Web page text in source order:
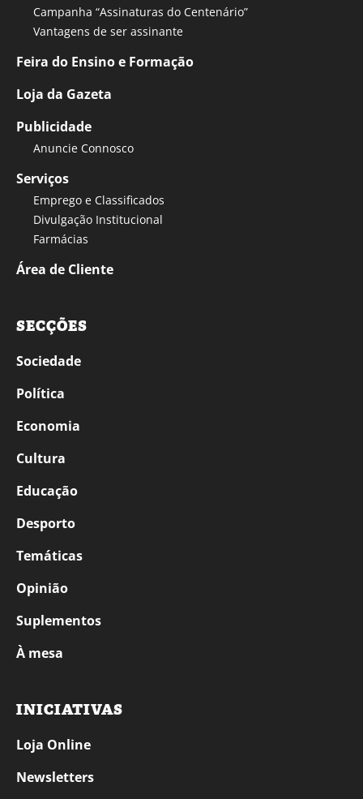
Campanha “Assinaturas do Centenário”
Vantagens de ser assinante
Feira do Ensino e Formação
Loja da Gazeta
Publicidade
Anuncie Connosco
Serviços
Emprego e Classificados
Divulgação Institucional
Farmácias
Área de Cliente
SECÇÕES
Sociedade
Política
Economia
Cultura
Educação
Desporto
Temáticas
Opinião
Suplementos
À mesa
INICIATIVAS
Loja Online
Newsletters